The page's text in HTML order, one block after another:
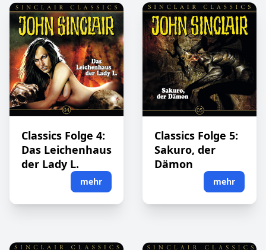
Classics Folge 4:
Das Leichenhaus
der Lady L.
mehr
Classics Folge 5:
Sakuro, der
Dämon
mehr